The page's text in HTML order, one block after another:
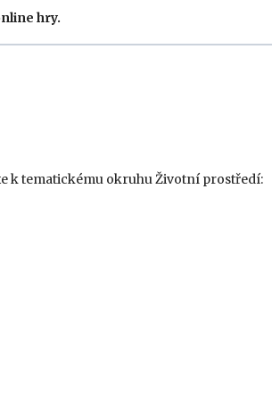
hry.
k tematickému okruhu Životní prostředí: